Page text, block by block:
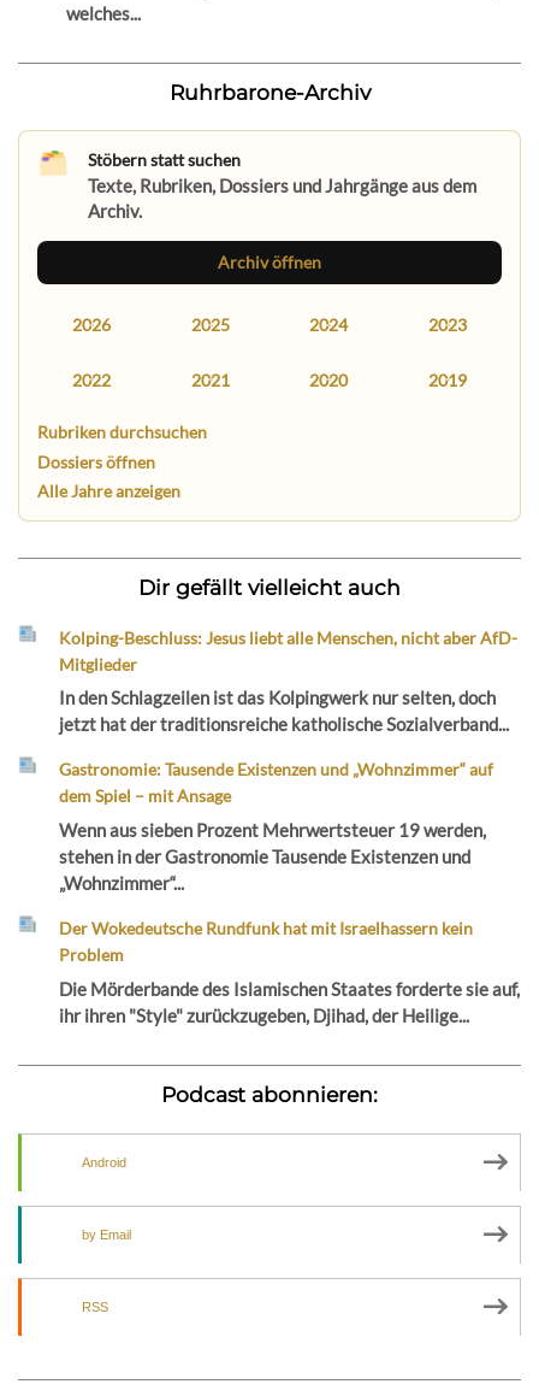
welches...
Ruhrbarone-Archiv
Stöbern statt suchen
Texte, Rubriken, Dossiers und Jahrgänge aus dem
Archiv.
Archiv öffnen
2026 2025 2024 2023
2022 2021 2020 2019
Rubriken durchsuchen
Dossiers öffnen
Alle Jahre anzeigen
Dir gefällt vielleicht auch
Kolping-Beschluss: Jesus liebt alle Menschen, nicht aber AfD-
Mitglieder
In den Schlagzeilen ist das Kolpingwerk nur selten, doch
jetzt hat der traditionsreiche katholische Sozialverband...
Gastronomie: Tausende Existenzen und „Wohnzimmer“ auf
dem Spiel – mit Ansage
Wenn aus sieben Prozent Mehrwertsteuer 19 werden,
stehen in der Gastronomie Tausende Existenzen und
„Wohnzimmer“...
Der Wokedeutsche Rundfunk hat mit Israelhassern kein
Problem
Die Mörderbande des Islamischen Staates forderte sie auf,
ihr ihren "Style" zurückzugeben, Djihad, der Heilige...
Podcast abonnieren:
Android
by Email
RSS